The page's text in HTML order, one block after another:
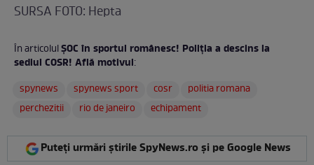
SURSA FOTO: Hepta
În articolulŞOC în sportul românesc! Poliţia a descins la
sediul COSR! Află motivul:
spynews
spynews sport cosr
politia romana
perchezitii
rio de janeiro echipament
Puteți urmări știrile SpyNews.ro și pe Google News